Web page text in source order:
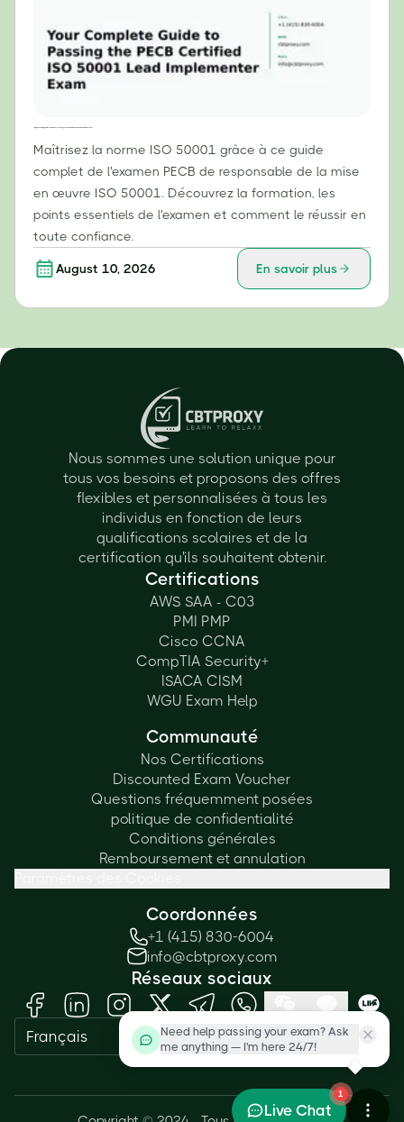
Maîtrisez la norme ISO 50001 grâce à ce guide
complet de l'examen PECB de responsable de la mise
en œuvre ISO 50001. Découvrez la formation, les
points essentiels de l'examen et comment le réussir en
toute confiance.
August 10, 2026 En savoir plus
Nous sommes une solution unique pour
tous vos besoins et proposons des offres
flexibles et personnalisées à tous les
individus en fonction de leurs
qualifications scolaires et de la
certification qu'ils souhaitent obtenir.
Certifications
AWS SAA - C03
PMI PMP
Cisco CCNA
CompTIA Security+
ISACA CISM
WGU Exam Help
Communauté
Nos Certifications
Discounted Exam Voucher
Questions fréquemment posées
politique de confidentialité
Conditions générales
Remboursement et annulation
Coordonnées
+1 (415) 830-6004
info@cbtproxy.com
Réseaux sociaux
Français
Need help passing your exam? Ask
me anything — I'm here 24/7!
1
Live Chat